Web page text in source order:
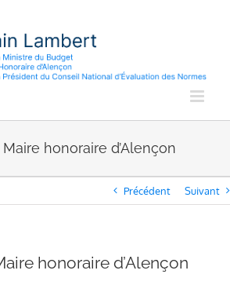
honoraire d’Alençon
Précédent Suivant
honoraire d’Alençon